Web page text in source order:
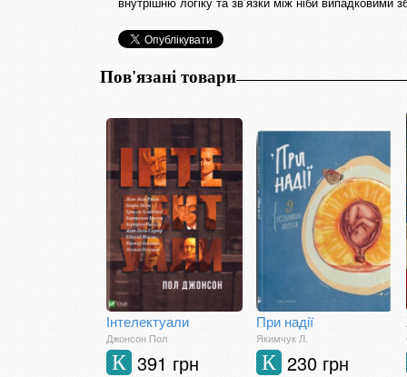
Пов'язані товари
Інтелектуали
Джонсон Пол
391 грн
К
При надії
Якимчук Л.
230 грн
К